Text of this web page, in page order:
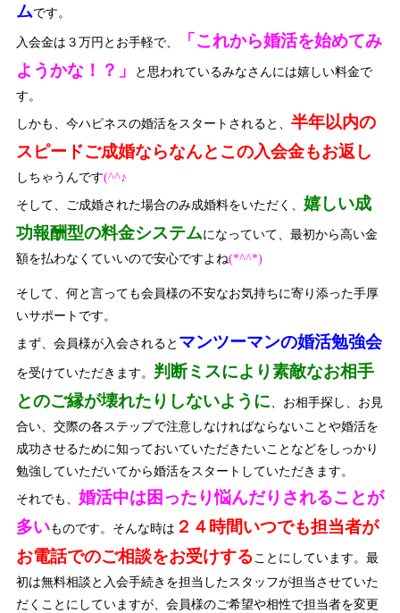
ムです。
入会金は３万円とお手軽で、
「これから婚活を始めてみ
ようかな！？」
と思われているみなさんには嬉しい料金で
す。
しかも、今ハピネスの婚活をスタートされると、 半年以内の
スピードご成婚ならなんとこの入会金もお返し
しちゃうんです(^^♪
そして、ご成婚された場合のみ成婚料をいただく、 嬉しい成
功報酬型の料金システムになっていて、最初から高い金
額を払わなくていいので安心ですよね(*^^*)
そして、何と言っても会員様の不安なお気持ちに寄り添った手厚
いサポートです。
まず、会員様が入会されると マンツーマンの婚活勉強会
を受けていただきます。 判断ミスにより素敵なお相手
とのご縁が壊れたりしないように、お相手探し、お見
合い、交際の各ステップで注意しなければならないことや婚活を
成功させるために知っておいていただきたいことなどをしっかり
勉強していただいてから婚活をスタートしていただきます。
それでも、 婚活中は困ったり悩んだりされることが
多いものです。そんな時は ２４時間いつでも担当者が
お電話でのご相談をお受けすることにしています。最
初は無料相談と入会手続きを担当したスタッフが担当させていた
だくことにしていますが、会員様のご希望や相性で担当者を変更